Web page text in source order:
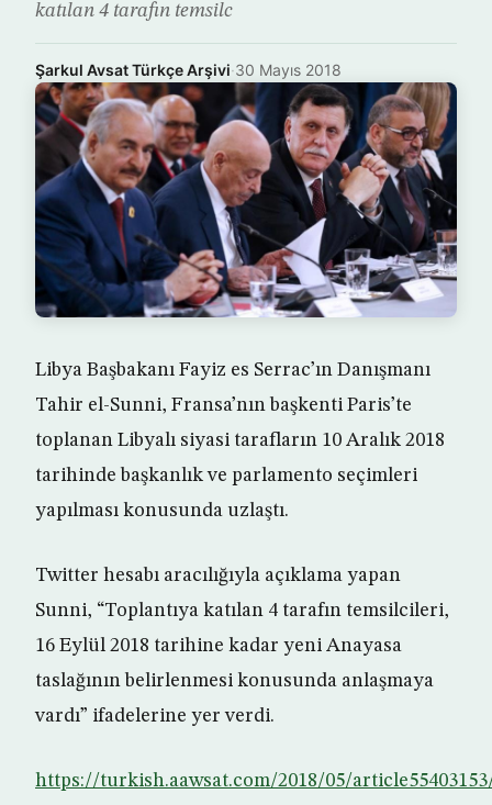
katılan 4 tarafın temsilc
Şarkul Avsat Türkçe Arşivi·30 Mayıs 2018
Libya Başbakanı Fayiz es Serrac’ın Danışmanı
Tahir el-Sunni, Fransa’nın başkenti Paris’te
toplanan Libyalı siyasi tarafların 10 Aralık 2018
tarihinde başkanlık ve parlamento seçimleri
yapılması konusunda uzlaştı.
Twitter hesabı aracılığıyla açıklama yapan
Sunni, “Toplantıya katılan 4 tarafın temsilcileri,
16 Eylül 2018 tarihine kadar yeni Anayasa
taslağının belirlenmesi konusunda anlaşmaya
vardı” ifadelerine yer verdi.
https://turkish.aawsat.com/2018/05/